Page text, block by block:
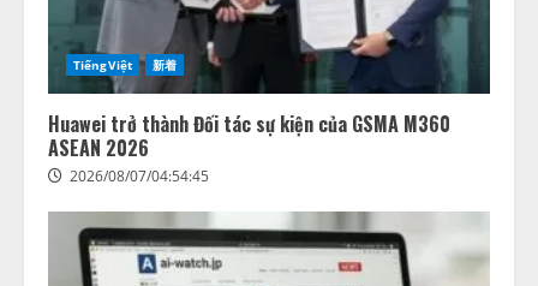
TiếngViệt 新着
Huawei trở thành Đối tác sự kiện của GSMA M360
ASEAN 2026
2026/08/07/04:54:45